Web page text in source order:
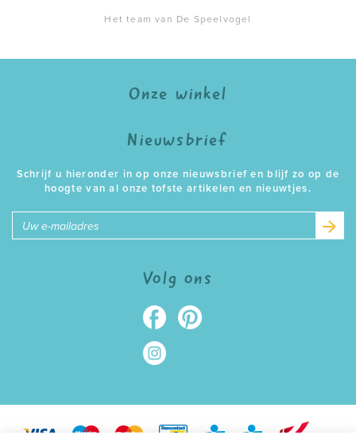
Het team van De Speelvogel
Onze winkel
Nieuwsbrief
Schrijf u hieronder in op onze nieuwsbrief en blijf zo op de
hoogte van al onze tofste artikelen en nieuwtjes.
Volg ons